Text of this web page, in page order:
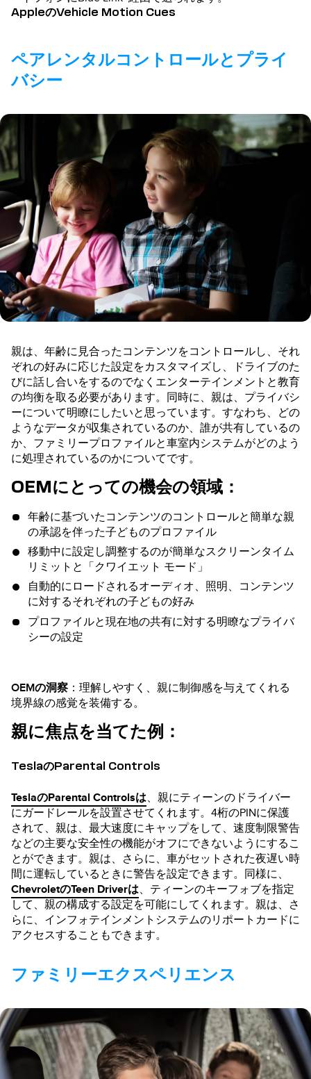
AppleのVehicle Motion Cues
ペアレンタルコントロールとプライ
バシー
親は、年齢に見合ったコンテンツをコントロールし、それ
ぞれの好みに応じた設定をカスタマイズし、ドライブのた
びに話し合いをするのでなくエンターテインメントと教育
の均衡を取る必要があります。同時に、親は、プライバシ
ーについて明瞭にしたいと思っています。すなわち、どの
ようなデータが収集されているのか、誰が共有しているの
か、ファミリープロファイルと車室内システムがどのよう
に処理されているのかについてです。
OEMにとっての機会の領域：
年齢に基づいたコンテンツのコントロールと簡単な親
の承認を伴った子どものプロファイル
移動中に設定し調整するのが簡単なスクリーンタイム
リミットと「クワイエット モード」
自動的にロードされるオーディオ、照明、コンテンツ
に対するそれぞれの子どもの好み
プロファイルと現在地の共有に対する明瞭なプライバ
シーの設定
OEMの洞察 ：理解しやすく、親に制御感を与えてくれる
境界線の感覚を装備する。
親に焦点を当てた例：
TeslaのParental Controls
TeslaのParental Controlsは、親にティーンのドライバー
にガードレールを設置させてくれます。4桁のPINに保護
されて、親は、最大速度にキャップをして、速度制限警告
などの主要な安全性の機能がオフにできないようにするこ
とができます。親は、さらに、車がセットされた夜遅い時
間に運転しているときに警告を設定できます。同様に、
ChevroletのTeen Driverは、ティーンのキーフォブを指定
して、親の構成する設定を可能にしてくれます。親は、さ
らに、インフォテインメントシステムのリポートカードに
アクセスすることもできます。
ファミリーエクスペリエンス